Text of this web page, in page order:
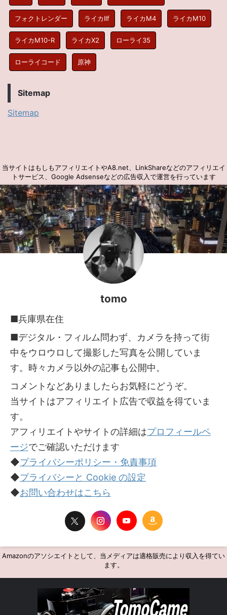
フォクトレンダー ライカIIf ライカM4 ライカM10
ライカM10-R ライカX2 ローライ35
ローライコード 原神
Sitemap
Sitemap
当サイトはもしもアフィリエイトやA8.net、LinkShareなどのアフィリエイ
トサービス、Google Adsenseなどの広告収入で運営を行っています
tomo
■兵庫県在住
■デジタル・フィルム問わず、カメラを持って街
中をウロウロして撮影した写真を公開していま
す。時々カメラ以外の記事も公開中。
コメントなどありましたらお気軽にどうぞ。
当サイトはアフィリエイト広告で収益を得ていま
す。
アフィリエイトやサイトの詳細はプロフィールペ
ージでご確認いただけます
◆プライバシーポリシー・免責事項
◆プライバシーと Cookie の設定
◆お問い合わせはこちら
Amazonのアソシエイトとして、当メディアは適格販売により収入を得てい
ます。